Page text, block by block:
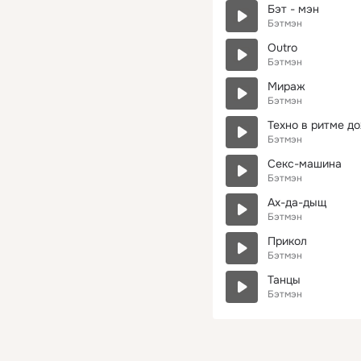
Бэт - мэн
Бэтмэн
Outro
Бэтмэн
Мираж
Бэтмэн
Техно в ритме
Бэтмэн
Секс-машина
Бэтмэн
Ах-да-дыщ
Бэтмэн
Прикол
Бэтмэн
Танцы
Бэтмэн